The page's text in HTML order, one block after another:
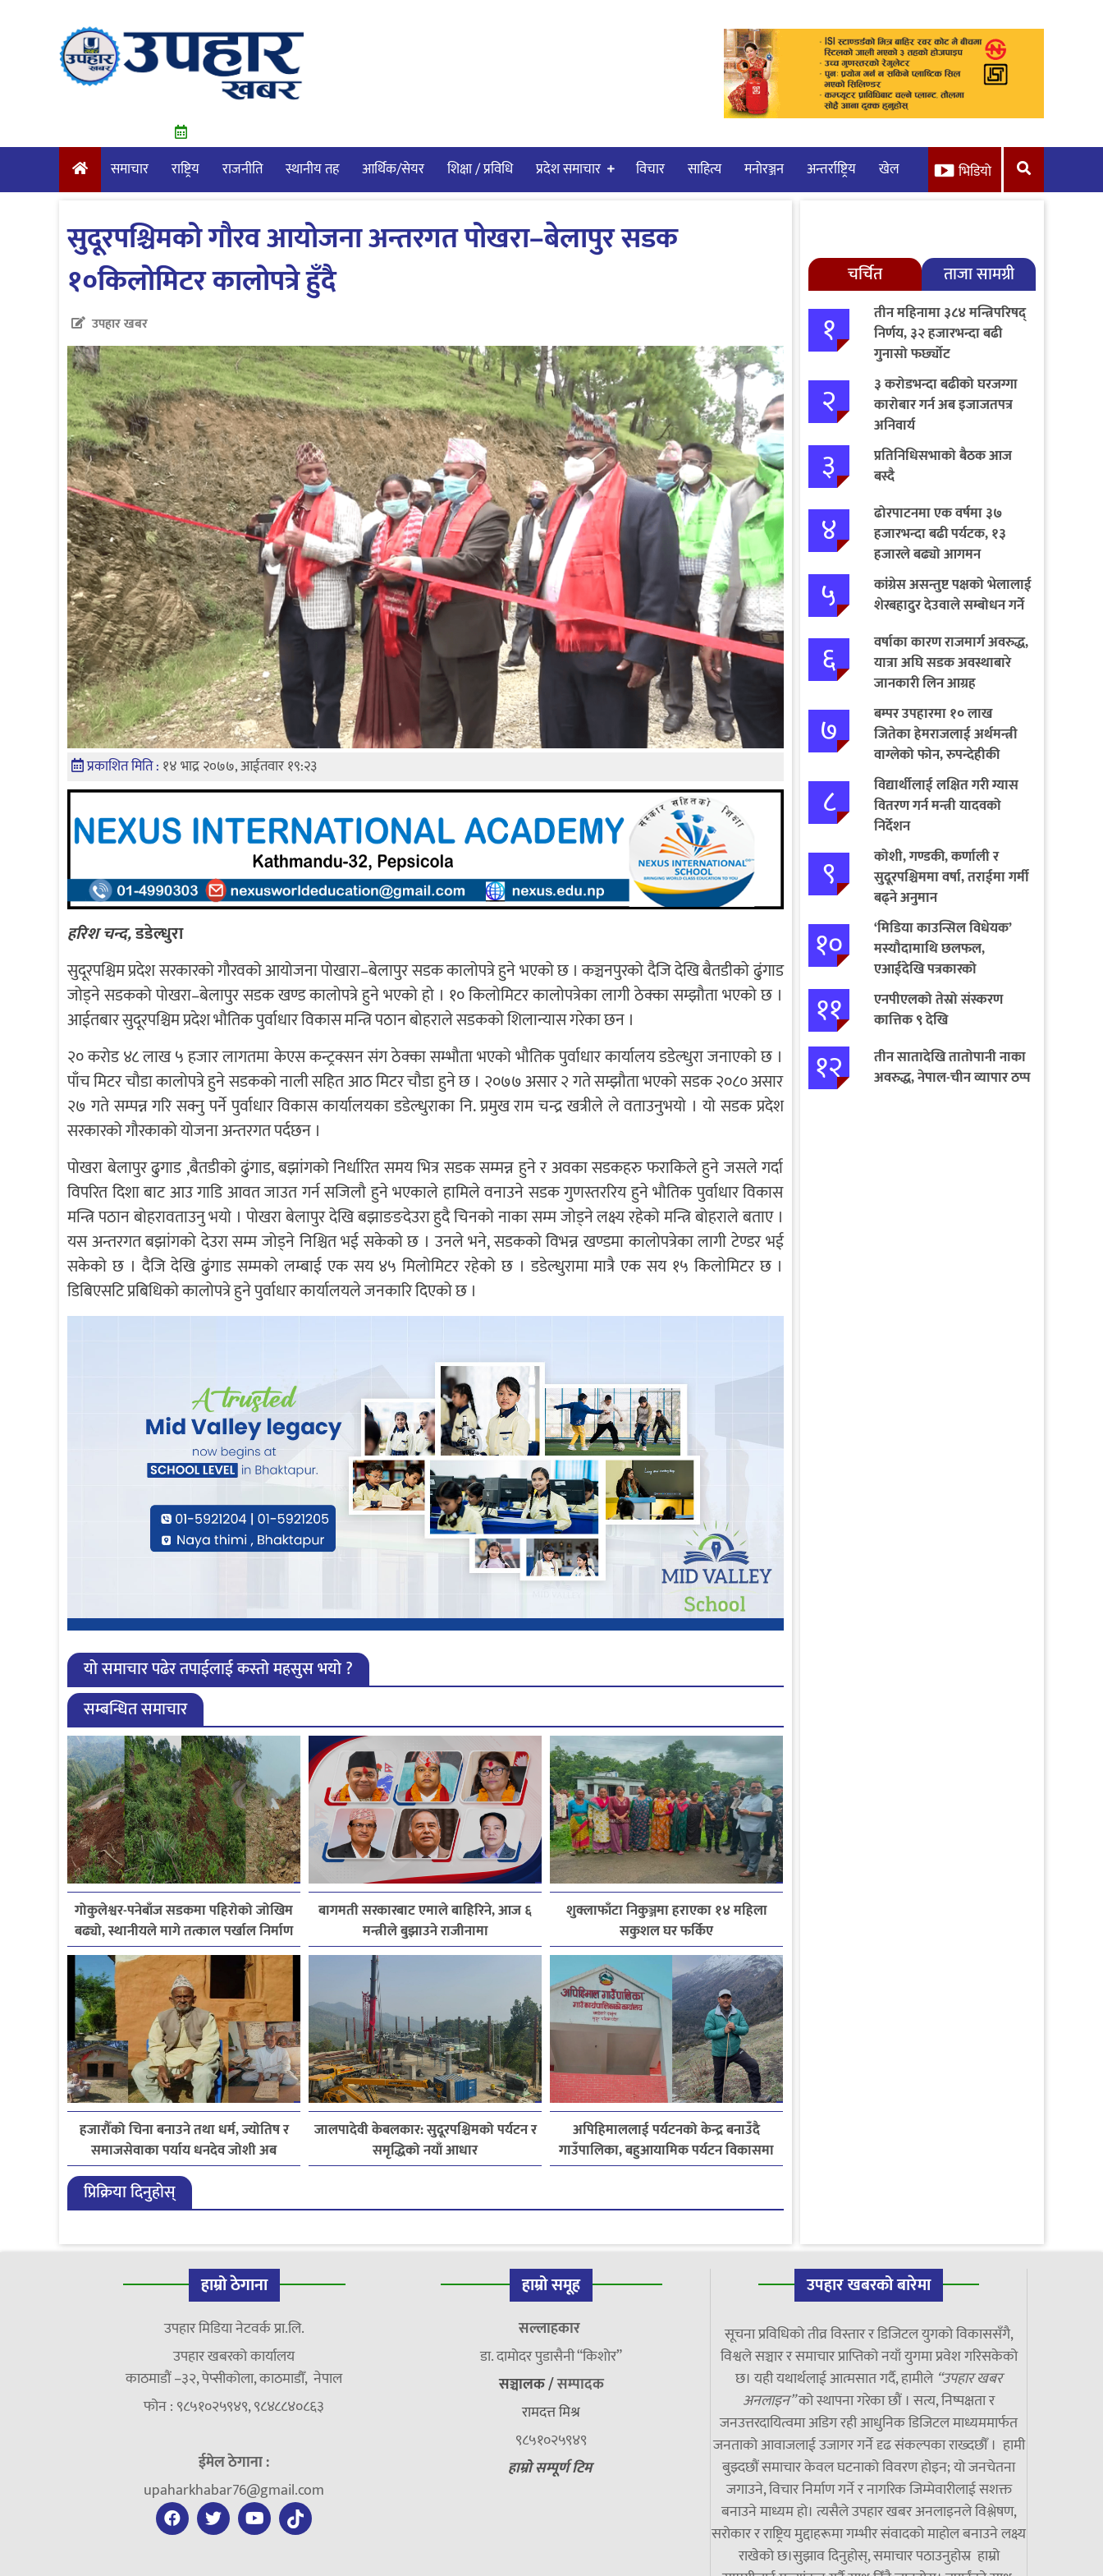
समाचार राष्ट्रिय राजनीति स्थानीय तह आर्थिक/सेयर शिक्षा / प्रविधि प्रदेश समाचार विचार साहित्य मनाेरञ्जन अन्तर्राष्ट्रिय खेल भिडियो
सुदूरपश्चिमको गौरव आयोजना अन्तरगत पोखरा–बेलापुर सडक
१०किलोमिटर कालोपत्रे हुँदै
उपहार खबर
प्रकाशित मिति : १४ भाद्र २०७७, आईतवार १९:२३
हरिश चन्द,डडेल्धुरा
सुदूरपश्चिम प्रदेश सरकारको गौरवको आयोजना पोखारा–बेलापुर सडक कालोपत्रे हुने भएको छ । कञ्चनपुरको दैजि देखि बैतडीको ढुंगाड
जोड्ने सडकको पोखरा–बेलापुर सडक खण्ड कालोपत्रे हुने भएको हो । १० किलोमिटर कालोपत्रेका लागी ठेक्का सम्झौता भएको छ ।
आईतबार सुदूरपश्चिम प्रदेश भौतिक पुर्वाधार विकास मन्त्रि पठान बोहराले सडकको शिलान्यास गरेका छन ।
२० करोड ४८ लाख ५ हजार लागतमा केएस कन्ट्रक्सन संग ठेक्का सम्भौता भएको भौतिक पुर्वाधार कार्यालय डडेल्धुरा जनाएको छ ।
पाँच मिटर चौडा कालोपत्रे हुने सडकको नाली सहित आठ मिटर चौडा हुने छ । २०७७ असार २ गते सम्झौता भएको सडक २०८० असार
२७ गते सम्पन्न गरि सक्नु पर्ने पुर्वाधार विकास कार्यालयका डडेल्धुराका नि. प्रमुख राम चन्द्र खत्रीले ले वताउनुभयो । यो सडक प्रदेश
सरकारको गौरकाको योजना अन्तरगत पर्दछन ।
पोखरा बेलापुर ढुगाड ,बैतडीको ढुंगाड, बझांगको निर्धारित समय भित्र सडक सम्मन्न हुने र अवका सडकहरु फराकिले हुने जसले गर्दा
विपरित दिशा बाट आउ गाडि आवत जाउत गर्न सजिलौ हुने भएकाले हामिले वनाउने सडक गुणस्तररिय हुने भौतिक पुर्वाधार विकास
मन्त्रि पठान बोहरावताउनु भयो । पोखरा बेलापुर देखि बझाङङदेउरा हुदै चिनको नाका सम्म जोड्ने लक्ष्य रहेको मन्त्रि बोहराले बताए ।
यस अन्तरगत बझांगको देउरा सम्म जोड्ने निश्चित भई सकेको छ । उनले भने, सडकको विभन्न खण्डमा कालोपत्रेका लागी टेण्डर भई
सकेको छ । दैजि देखि ढुंगाड सम्मको लम्बाई एक सय ४५ मिलोमिटर रहेको छ । डडेल्धुरामा मात्रै एक सय १५ किलोमिटर छ ।
डिबिएसटि प्रबिधिको कालोपत्रे हुने पुर्वाधार कार्यालयले जनकारि दिएको छ ।
यो समाचार पढेर तपाईलाई कस्तो महसुस भयो ?
सम्बन्धित समाचार
गोकुलेश्वर-पनेबाँज सडकमा पहिरोको जोखिम
बढ्यो, स्थानीयले मागे तत्काल पर्खाल निर्माण
बागमती सरकारबाट एमाले बाहिरिने, आज ६
मन्त्रीले बुझाउने राजीनामा
शुक्लाफाँटा निकुञ्जमा हराएका १४ महिला
सकुशल घर फर्किए
हजारौँको चिना बनाउने तथा धर्म, ज्योतिष र
समाजसेवाका पर्याय धनदेव जोशी अब
स्मृतिमा
जालपादेवी केबलकार: सुदूरपश्चिमको पर्यटन र
समृद्धिको नयाँ आधार
अपिहिमाललाई पर्यटनको केन्द्र बनाउँदै
गाउँपालिका, बहुआयामिक पर्यटन विकासमा
जोड
प्रिक्रिया दिनुहोस्
चर्चित ताजा सामग्री
१
तीन महिनामा ३८४ मन्त्रिपरिषद्
निर्णय, ३२ हजारभन्दा बढी
गुनासो फर्छ्योट
२
३ करोडभन्दा बढीको घरजग्गा
कारोबार गर्न अब इजाजतपत्र
अनिवार्य
३
प्रतिनिधिसभाको बैठक आज
बस्दै
४
ढोरपाटनमा एक वर्षमा ३७
हजारभन्दा बढी पर्यटक, १३
हजारले बढ्यो आगमन
५
कांग्रेस असन्तुष्ट पक्षको भेलालाई
शेरबहादुर देउवाले सम्बोधन गर्ने
६
वर्षाका कारण राजमार्ग अवरुद्ध,
यात्रा अघि सडक अवस्थाबारे
जानकारी लिन आग्रह
७
बम्पर उपहारमा १० लाख
जितेका हेमराजलाई अर्थमन्त्री
वाग्लेको फोन, रुपन्देहीकी
सपनाले जितिन् एक लाख
८
विद्यार्थीलाई लक्षित गरी ग्यास
वितरण गर्न मन्त्री यादवको
निर्देशन
९
कोशी, गण्डकी, कर्णाली र
सुदूरपश्चिममा वर्षा, तराईमा गर्मी
बढ्ने अनुमान
१०
‘मिडिया काउन्सिल विधेयक’
मस्यौदामाथि छलफल,
एआईदेखि पत्रकारको
लाइसेन्ससम्मका विषयमा
सुझाव
११
एनपीएलको तेस्रो संस्करण
कात्तिक ९ देखि
१२
तीन सातादेखि तातोपानी नाका
अवरुद्ध, नेपाल-चीन व्यापार ठप्प
हाम्रो ठेगाना
उपहार मिडिया नेटवर्क प्रा.लि.
उपहार खबरको कार्यालय
काठमाडौं –३२, पेप्सीकोला, काठमाडौँ, नेपाल
फोन : ९८५१०२५९४९, ९८४८८४०८६३
ईमेल ठेगाना :
upaharkhabar76@gmail.com
हाम्रो समूह
सल्लाहकार
डा. दामाेदर पुडासैनी “किशाेर”
सञ्चालक /सम्पादक
रामदत्त मिश्र
९८५१०२५९४९
हाम्रो सम्पूर्ण टिम
उपहार खबरको बारेमा
सूचना प्रविधिको तीव्र विस्तार र डिजिटल युगको विकाससँगै,
विश्वले सञ्चार र समाचार प्राप्तिको नयाँ युगमा प्रवेश गरिसकेको
छ। यही यथार्थलाई आत्मसात गर्दै, हामीले “उपहार खबर
अनलाइन”को स्थापना गरेका छौं । सत्य, निष्पक्षता र
जनउत्तरदायित्वमा अडिग रही आधुनिक डिजिटल माध्यममार्फत
जनताको आवाजलाई उजागर गर्ने दृढ संकल्पका राख्दछौँ । हामी
बुझ्दछौं समाचार केवल घटनाको विवरण होइन; यो जनचेतना
जगाउने, विचार निर्माण गर्ने र नागरिक जिम्मेवारीलाई सशक्त
बनाउने माध्यम हो। त्यसैले उपहार खबर अनलाइनले विश्लेषण,
सरोकार र राष्ट्रिय मुद्दाहरूमा गम्भीर संवादको माहोल बनाउने लक्ष्य
राखेको छ।सुझाव दिनुहोस्, समाचार पठाउनुहोस्र हाम्रो